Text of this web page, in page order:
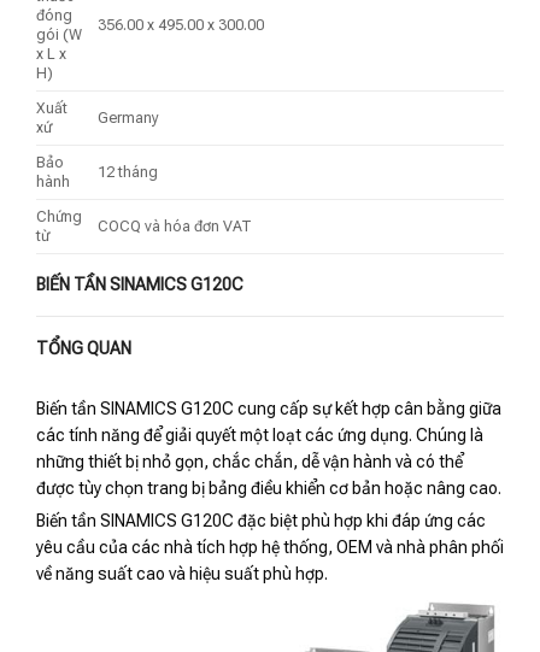
đóng
gói (W
x L x
H)
356.00 x 495.00 x 300.00
Xuất
xứ
Germany
Bảo
hành
12 tháng
Chứng
từ
COCQ và hóa đơn VAT
BIẾN TẦN SINAMICS G120C
TỔNG QUAN
Biến tần SINAMICS G120C cung cấp sự kết hợp cân bằng giữa
các tính năng để giải quyết một loạt các ứng dụng. Chúng là
những thiết bị nhỏ gọn, chắc chắn, dễ vận hành và có thể
được tùy chọn trang bị bảng điều khiển cơ bản hoặc nâng cao.
Biến tần SINAMICS G120C đặc biệt phù hợp khi đáp ứng các
yêu cầu của các nhà tích hợp hệ thống, OEM và nhà phân phối
về năng suất cao và hiệu suất phù hợp.